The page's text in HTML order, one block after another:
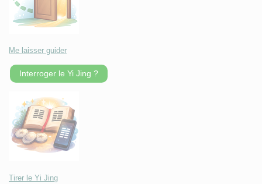
Me laisser guider
Interroger le Yi Jing ?
Tirer le Yi Jing